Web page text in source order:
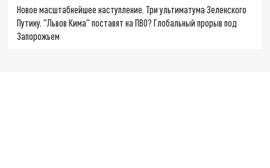
Новое масштабнейшее наступление. Три ультиматума Зеленского
Путину. "Львов Кима" поставят на ПВО? Глобальный прорыв под
Запорожьем